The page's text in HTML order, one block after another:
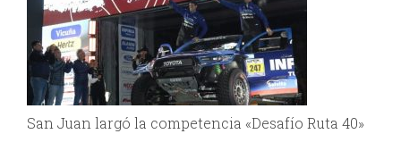
San Juan largó la competencia «Desafío Ruta 40»